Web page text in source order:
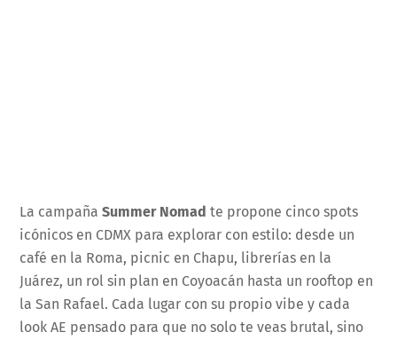
La campañaSummer Nomadte propone cinco spots
icónicos en CDMX para explorar con estilo: desde un
café en la Roma, picnic en Chapu, librerías en la
Juárez, un rol sin plan en Coyoacán hasta un rooftop en
la San Rafael. Cada lugar con su propio vibe y cada
look AE pensado para que no solo te veas brutal, sino